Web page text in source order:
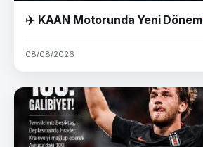
✈️KAAN Motorunda Yeni Dönem
08/08/2026